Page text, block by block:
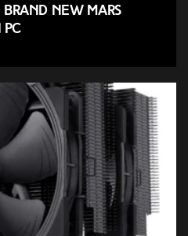
brand new Mars